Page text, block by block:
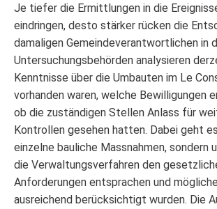
Je tiefer die Ermittlungen in die
eindringen, desto stärker rücken die
damaligen Gemeindeverantwortlichen in
Untersuchungsbehörden analysieren
Kenntnisse über die Umbauten im Le
vorhanden waren, welche Bewilligungen
ob die zuständigen Stellen Anlass für
Kontrollen gesehen hatten. Dabei geht
einzelne bauliche Massnahmen, sondern
die Verwaltungsverfahren den
Anforderungen entsprachen und
ausreichend berücksichtigt wurden. Die